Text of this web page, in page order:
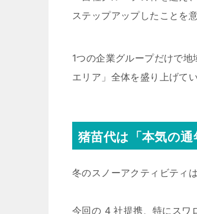
ステップアップしたことを
1つの企業グループだけで
エリア」全体を盛り上げて
猪苗代は「本気の
冬のスノーアクティビティ
今回の 4 社提携、特にスワ